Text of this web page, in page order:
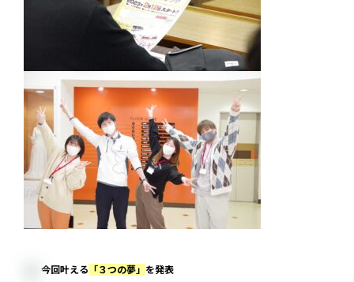
今回叶える 「３つの夢」 を発表